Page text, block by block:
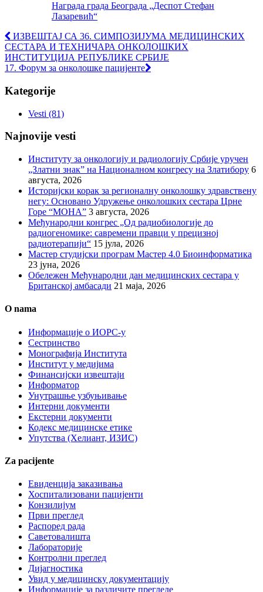
Награда града Београда „Деспот Стефан
Лазаревић“
ИЗВЕШТАЈ СА 36. СИМПОЗИЈУМА МЕДИЦИНСКИХ
СЕСТАРА И ТЕХНИЧАРА ОНКОЛОШКИХ
ИНСТИТУЦИЈА РЕПУБЛИКЕ СРБИЈЕ
17. Форум за онколошке пацијенте
Kategorije
Vesti (81)
Najnovije vesti
Институту за онкологију и радиологију Србије уручен
„Златни знак” на Националном конгресу на Златибору 6
августа, 2026
Историјски корак за регионалну онколошку здравствену
негу: Основано Удружење онколошких сестара Црне
Горе “МОНА” 3 августа, 2026
Међународни конгрес „Од радиобиологије до
радиогеномике: савремени правци у прецизној
радиотерапији“ 15 јула, 2026
Мастер студијски програм Мастер 4.0 Биоинформатика
23 јуна, 2026
Обележен Међународни дан медицинских сестара у
Британској амбасади 21 маја, 2026
O nama
Информације о ИОРС-у
Сестринство
Монографија Института
Институт у медијима
Финансијски извештаји
Информатор
Унутрашње узбуњивање
Интерни документи
Екстерни документи
Кодекс медицинске етике
Упутства (Хелиант, ИЗИС)
Za pacijente
Евиденција заказивања
Хоспитализовани пацијенти
Конзилијум
Први преглед
Распоред рада
Саветовалишта
Лабораторије
Контролни преглед
Дијагностика
Увид у медицинску документацију
Информације за различите прегледе